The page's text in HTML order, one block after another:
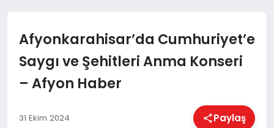
GÜNDEM
DÜNYA
Afyonkarahisar’da Cumhuriyet’e
Saygı ve Şehitleri Anma Konseri
– Afyon Haber
31 Ekim 2024 Paylaş